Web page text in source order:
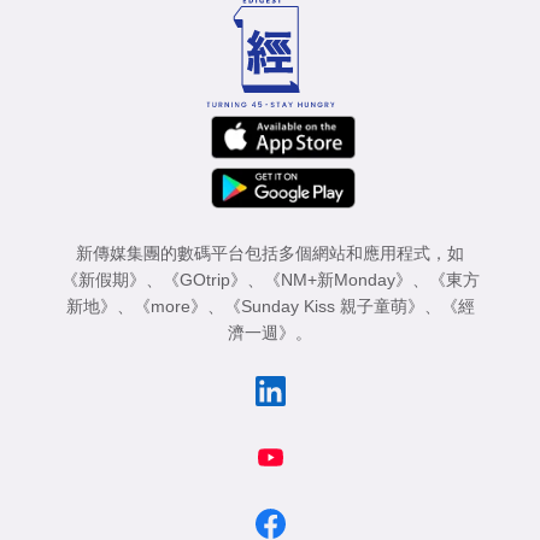
新傳媒集團的數碼平台包括多個網站和應用程式，如
《新假期》 、 《GOtrip》 、 《NM+新Monday》 、
《東方
新地》 、 《more》 、 《Sunday Kiss 親子童萌》 、
《經
濟一週》 。